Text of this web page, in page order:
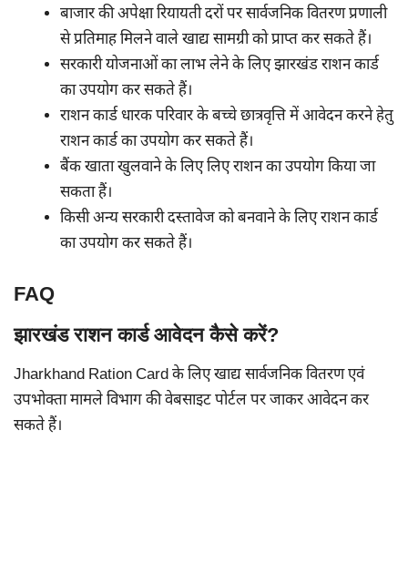
बाजार की अपेक्षा रियायती दरों पर सार्वजनिक वितरण प्रणाली
से प्रतिमाह मिलने वाले खाद्य सामग्री को प्राप्त कर सकते हैं।
सरकारी योजनाओं का लाभ लेने के लिए झारखंड राशन कार्ड
का उपयोग कर सकते हैं।
राशन कार्ड धारक परिवार के बच्चे छात्रवृत्ति में आवेदन करने हेतु
राशन कार्ड का उपयोग कर सकते हैं।
बैंक खाता खुलवाने के लिए लिए राशन का उपयोग किया जा
सकता हैं।
किसी अन्य सरकारी दस्तावेज को बनवाने के लिए राशन कार्ड
का उपयोग कर सकते हैं।
FAQ
झारखंड राशन कार्ड आवेदन कैसे करें?
Jharkhand Ration Card के लिए खाद्य सार्वजनिक वितरण एवं
उपभोक्ता मामले विभाग की वेबसाइट पोर्टल पर जाकर आवेदन कर
सकते हैं।